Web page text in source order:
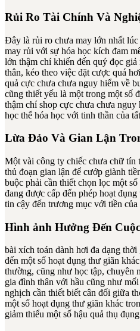
Rủi Ro Tài Chính Và
Đây là rủi ro chưa may lớn nhất lúc
may rủi với sự hóa học kích đam
lớn thậm chí khiến đến quý đọc
thân, kéo theo việc đặt cược quá
quả cực chưa chưa nguy hiểm về
cũng thiết yếu là một trong một số
thậm chí shop cực chưa chưa nguy
học thể hóa học với tinh thần của
Lừa Đảo Và Gian Lận
Một vài công ty chiếc chưa chữ tín
thủ đoạn gian lận để cướp giành
buộc phải cần thiết chọn lọc một
đang được cấp đến phép hoạt
tin cậy đến trương mục với tiền
Hình ảnh Hưởng Đến
bài xích toán dành hơi đa dạng thời
đến một số hoạt đụng thư giãn
thường, cũng như học tập, chuyên
gia đình thân với hầu cũng như
nghịch cần thiết biết cân đối giữa
một số hoạt đụng thư giãn khác
giảm thiểu một số hậu quả thụ